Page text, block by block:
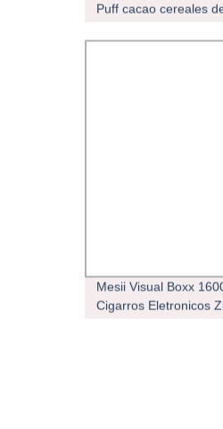
Puff cacao cereales
extrusora de
Mesii Visual Boxx
Cigarros Eletronicos